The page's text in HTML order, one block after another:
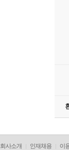
회사소개 인재채용 이